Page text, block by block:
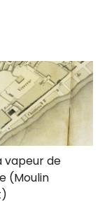
vapeur de
(Moulin